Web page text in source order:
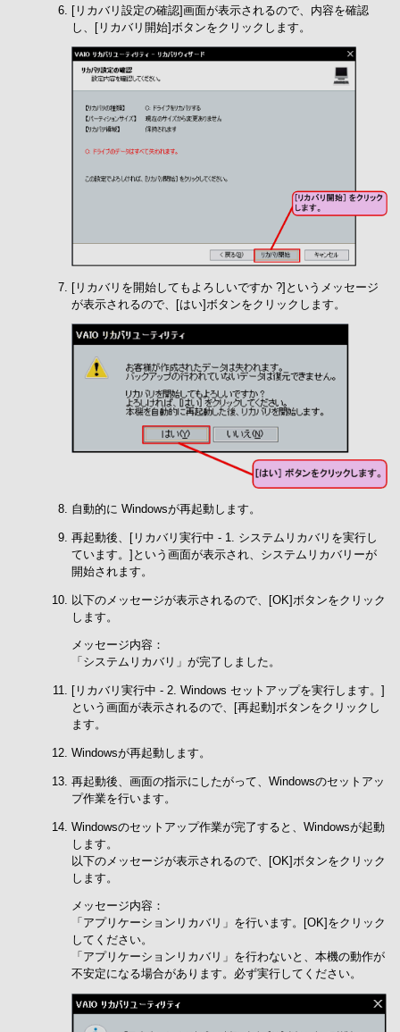
[リカバリ設定の確認]画面が表示されるので、内容を確認
し、[リカバリ開始]ボタンをクリックします。
[リカバリを開始してもよろしいですか ?]というメッセージ
が表示されるので、[はい]ボタンをクリックします。
自動的に Windowsが再起動します。
再起動後、[リカバリ実行中 - 1. システムリカバリを実行し
ています。]という画面が表示され、システムリカバリーが
開始されます。
以下のメッセージが表示されるので、[OK]ボタンをクリック
します。
メッセージ内容：
「システムリカバリ」が完了しました。
[リカバリ実行中 - 2. Windows セットアップを実行します。]
という画面が表示されるので、[再起動]ボタンをクリックし
ます。
Windowsが再起動します。
再起動後、画面の指示にしたがって、Windowsのセットアッ
プ作業を行います。
Windowsのセットアップ作業が完了すると、Windowsが起動
します。
以下のメッセージが表示されるので、[OK]ボタンをクリック
します。
メッセージ内容：
「アプリケーションリカバリ」を行います。[OK]をクリック
してください。
「アプリケーションリカバリ」を行わないと、本機の動作が
不安定になる場合があります。必ず実行してください。